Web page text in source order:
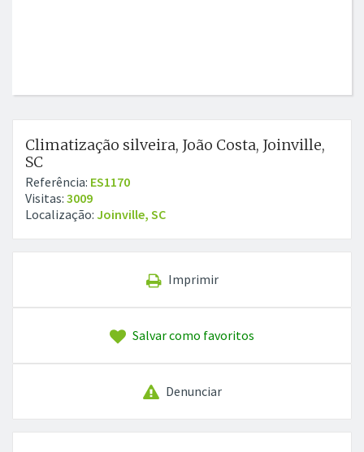
Climatização silveira, João Costa, Joinville,
SC
Referência: ES1170
Visitas: 3009
Localização: Joinville, SC
Imprimir
Salvar como favoritos
Denunciar
GRÁTIS